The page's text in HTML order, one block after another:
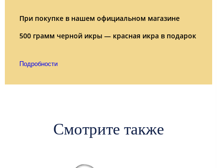
При покупке в нашем официальном магазине
500 грамм черной икры — красная икра в подарок
Подробности
Смотрите также